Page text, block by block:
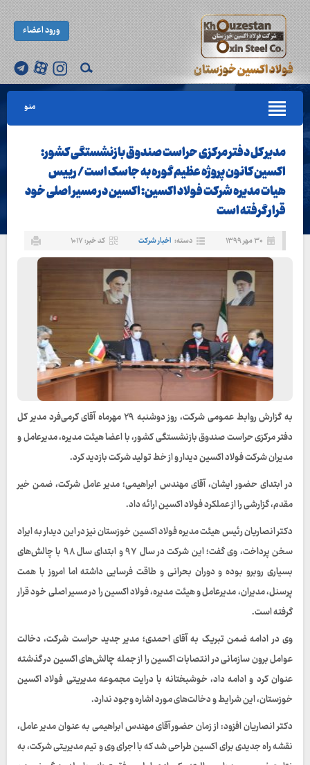
ورود اعضاء
منو
مدیر کل دفتر مرکزی حراست صندوق بازنشستگی کشور:
اکسین کانون پروژه عظیم گوره به جاسک است / رییس
هیات مدیره شرکت فولاد اکسین: اکسین در مسیر اصلی خود
قرار گرفته است
۳۰ مهر ۱۳۹۹ دسته: اخبار شرکت کد خبر: ۱۰۱۷
به گزارش روابط عمومی شرکت، روز دوشنبه ۲۹ مهرماه آقای کرمی‌فرد مدیر کل
دفتر مرکزی حراست صندوق بازنشستگی کشور، با اعضا هیئت مدیره، مدیرعامل و
مدیران شرکت فولاد اکسین دیدار و از خط تولید شرکت بازدید کرد.
در ابتدای حضور ایشان، آقای مهندس ابراهیمی؛ مدیر عامل شرکت، ضمن خیر
مقدم، گزارشی را از عملکرد فولاد اکسین ارائه داد.
دکتر انصاریان رئیس هیئت مدیره فولاد اکسین خوزستان نیز در این دیدار به ایراد
سخن پرداخت، وی گفت؛ این شرکت در سال ۹۷ و ابتدای سال ۹۸ با چالش‌های
بسیاری روبرو بوده و دوران بحرانی و طاقت فرسایی داشته اما امروز با همت
پرسنل، مدیران، مدیرعامل و هیئت مدیره، فولاد اکسین را در مسیر اصلی خود قرار
گرفته است.
وی در ادامه ضمن تبریک به آقای احمدی؛ مدیر جدید حراست شرکت، دخالت
عوامل برون سازمانی در انتصابات اکسین را از جمله چالش‌های اکسین در گذشته
عنوان کرد و ادامه داد، خوشبختانه با درایت مجموعه مدیریتی فولاد اکسین
خوزستان، این شرایط و دخالت‌های مورد اشاره وجود ندارد.
دکتر انصاریان افزود: از زمان حضور آقای مهندس ابراهیمی به عنوان مدیر عامل،
نقشه راه جدیدی برای اکسین طراحی شد که با اجرای وی و تیم مدیریتی شرکت، به